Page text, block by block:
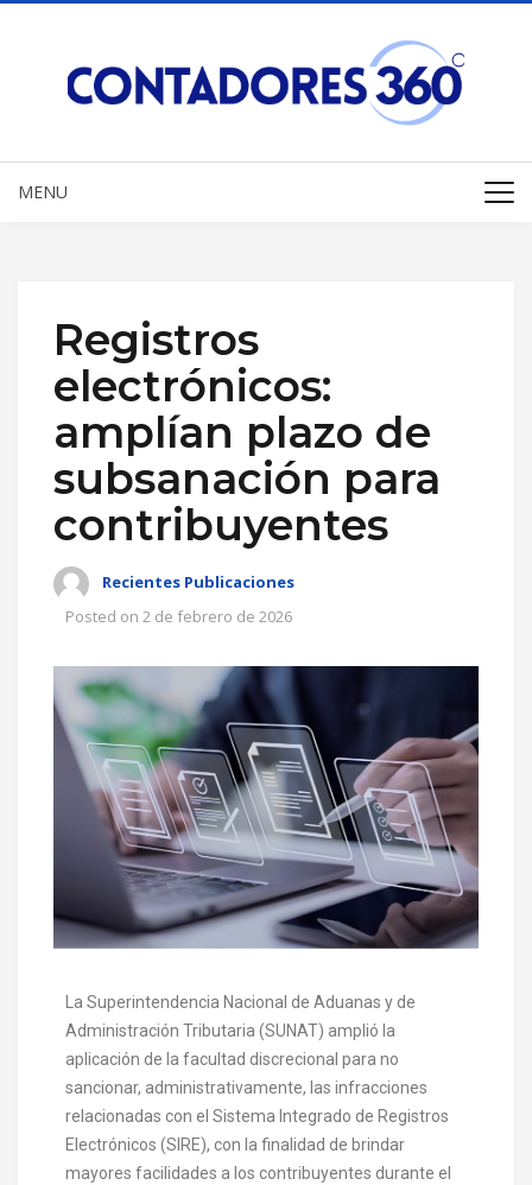
MENU
Registros
electrónicos:
amplían plazo de
subsanación para
contribuyentes
Recientes Publicaciones
Posted on 2 de febrero de 2026
La Superintendencia Nacional de Aduanas y de
Administración Tributaria (SUNAT) amplió la
aplicación de la facultad discrecional para no
sancionar, administrativamente, las infracciones
relacionadas con el Sistema Integrado de Registros
Electrónicos (SIRE), con la finalidad de brindar
mayores facilidades a los contribuyentes durante el